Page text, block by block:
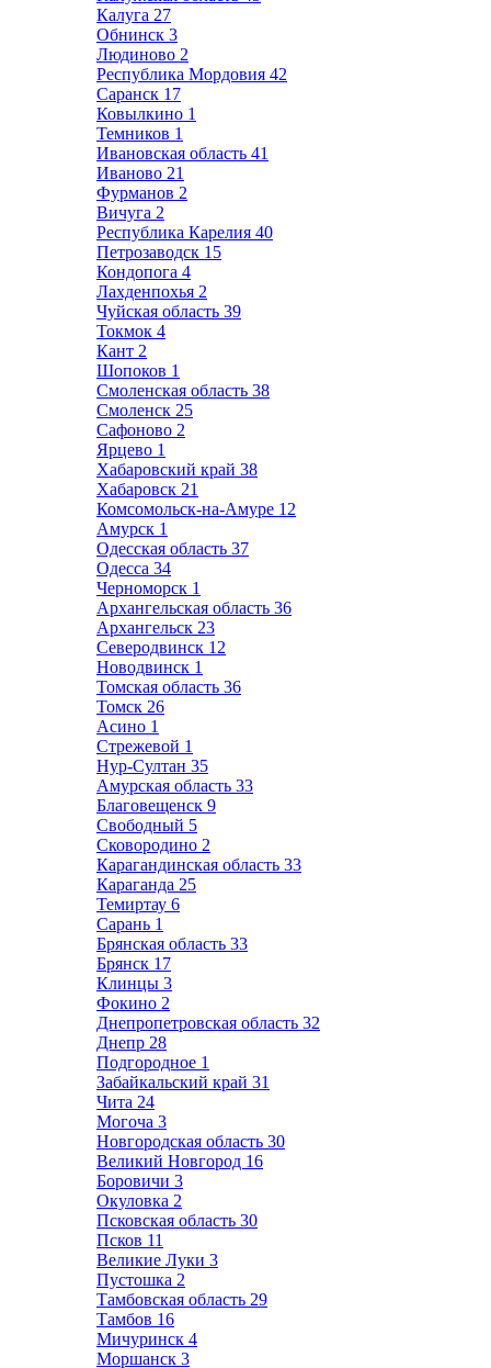
Калуга 27
Обнинск 3
Людиново 2
Республика Мордовия 42
Саранск 17
Ковылкино 1
Темников 1
Ивановская область 41
Иваново 21
Фурманов 2
Вичуга 2
Республика Карелия 40
Петрозаводск 15
Кондопога 4
Лахденпохья 2
Чуйская область 39
Токмок 4
Кант 2
Шопоков 1
Смоленская область 38
Смоленск 25
Сафоново 2
Ярцево 1
Хабаровский край 38
Хабаровск 21
Комсомольск-на-Амуре 12
Амурск 1
Одесская область 37
Одесса 34
Черноморск 1
Архангельская область 36
Архангельск 23
Северодвинск 12
Новодвинск 1
Томская область 36
Томск 26
Асино 1
Стрежевой 1
Нур-Султан 35
Амурская область 33
Благовещенск 9
Свободный 5
Сковородино 2
Карагандинская область 33
Караганда 25
Темиртау 6
Сарань 1
Брянская область 33
Брянск 17
Клинцы 3
Фокино 2
Днепропетровская область 32
Днепр 28
Подгородное 1
Забайкальский край 31
Чита 24
Могоча 3
Новгородская область 30
Великий Новгород 16
Боровичи 3
Окуловка 2
Псковская область 30
Псков 11
Великие Луки 3
Пустошка 2
Тамбовская область 29
Тамбов 16
Мичуринск 4
Моршанск 3